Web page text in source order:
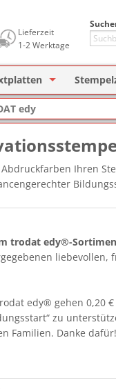
Lieferzeit
1-2 Werktage
(eckig)
(rund)
Duty
mit Datum
Duty
mit Datum
edy
Ihren
trodat edy®-
edy® gehen 0,20
zu
Familien. Danke dafür!